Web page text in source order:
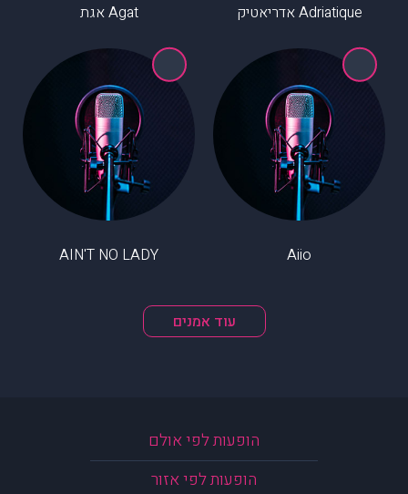
Adriatique אדריאטיק Agat אגת
Aiio
AIN'T NO LADY
עוד אמנים
הופעות לפי אולם
הופעות לפי אזור